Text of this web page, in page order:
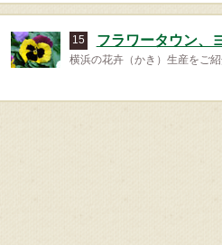
15 フラワータウン、
横浜の花卉（かき）生産をご紹